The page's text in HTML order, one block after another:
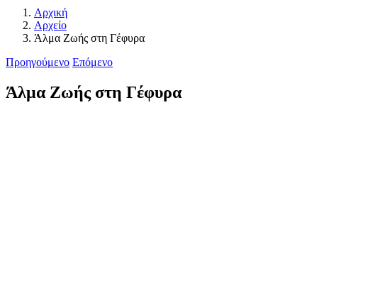
Αρχική
Αρχείο
Άλμα Ζωής στη Γέφυρα
Προηγούμενο Επόμενο
Άλμα Ζωής στη Γέφυρα